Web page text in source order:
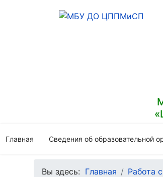
Главная Сведения об образовательной
Вы здесь: Главная Работа